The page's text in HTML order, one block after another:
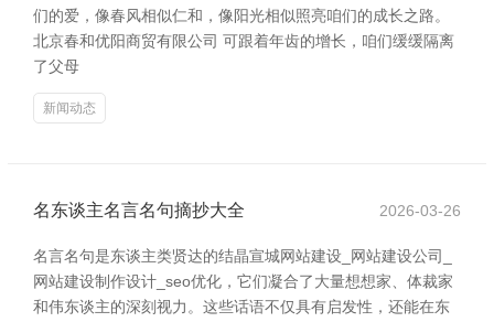
们的爱，像春风相似仁和，像阳光相似照亮咱们的成长之路。
北京春和优阳商贸有限公司 可跟着年齿的增长，咱们缓缓隔离
了父母
新闻动态
名东谈主名言名句摘抄大全 2026-03-26
名言名句是东谈主类贤达的结晶宣城网站建设_网站建设公司_
网站建设制作设计_seo优化，它们凝合了大量想想家、体裁家
和伟东谈主的深刻视力。这些话语不仅具有启发性，还能在东